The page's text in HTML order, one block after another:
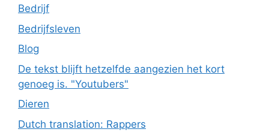
Bedrijf
Bedrijfsleven
Blog
De tekst blijft hetzelfde aangezien het kort
genoeg is. "Youtubers"
Dieren
Dutch translation: Rappers